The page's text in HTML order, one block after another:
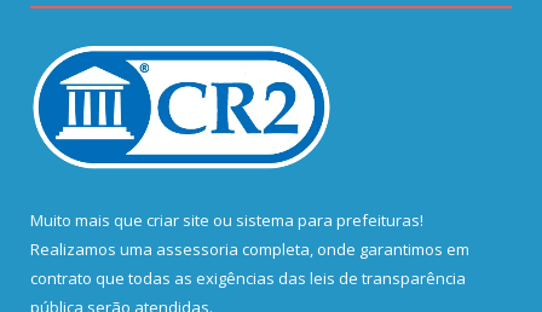
Muito mais que criar site ou sistema para prefeituras!
Realizamos uma assessoria completa, onde garantimos em
contrato que todas as exigências das leis de transparência
pública serão atendidas.